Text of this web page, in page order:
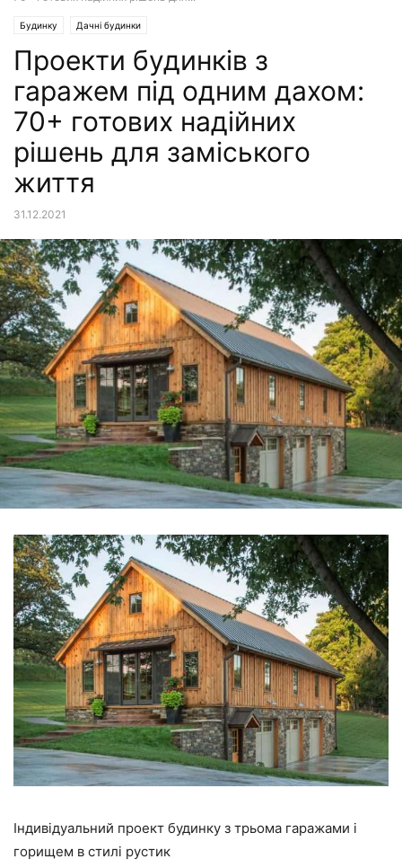
Будинку Дачні будинки
Проекти будинків з
гаражем під одним дахом:
70+ готових надійних
рішень для заміського
життя
31.12.2021
Індивідуальний проект будинку з трьома гаражами і
горищем в стилі рустик